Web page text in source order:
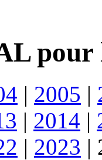
pour
| 2005 |
| 2014 |
| 2023 |